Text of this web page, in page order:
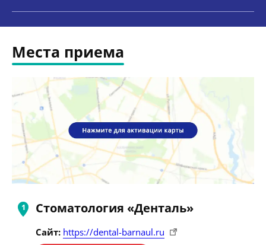
Места приема
Стоматология «Денталь»
Сайт: https://dental-barnaul.ru